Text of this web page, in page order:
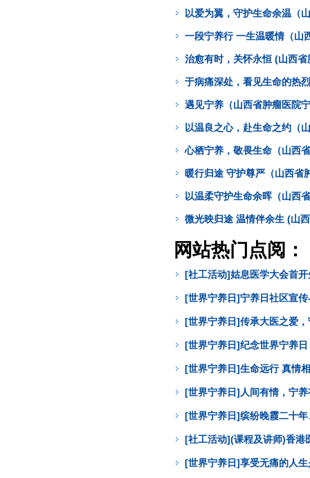
以爱为翼，守护生命余温（
一段宁养行 一生温暖情（山
治愈有时，关怀永恒 (山西
于病痛深处，看见生命的热
遇见宁养（山西省肿瘤医院
以温良之心，赴生命之约（
心栖宁养，敬畏生命（山西
暖行归途 守护尊严（山西省
以温柔守护生命余晖（山西
微光映归途 温情伴余生 (山
网站热门点阅：
[社工活动]姑息医学大会首
[世界宁养日]宁养日社区宣
[世界宁养日]传承大医之爱
[世界宁养日]纪念世界宁养
[世界宁养日]生命远行 真情
[世界宁养日]人间有情，宁
[世界宁养日]缤纷晚霞二十
[社工活动](课程及讲师)香
[世界宁养日]享受无痛的人